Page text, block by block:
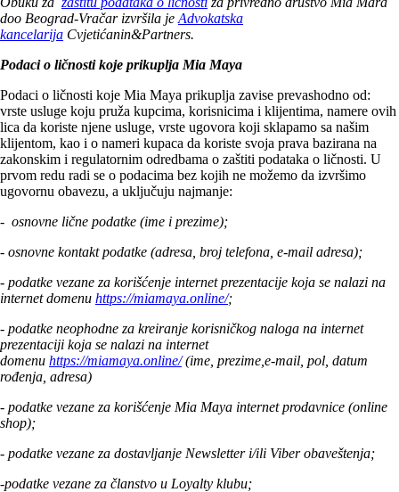
doo Beograd-Vračar izvršila je Advokatska
kancelarija Cvjetićanin&Partners.
Podaci o ličnosti koje prikuplja Mia Maya
Podaci o ličnosti koje Mia Maya prikuplja zavise prevashodno od:
vrste usluge koju pruža kupcima, korisnicima i klijentima, namere ovih
lica da koriste njene usluge, vrste ugovora koji sklapamo sa našim
klijentom, kao i o nameri kupaca da koriste svoja prava bazirana na
zakonskim i regulatornim odredbama o zaštiti podataka o ličnosti. U
prvom redu radi se o podacima bez kojih ne možemo da izvršimo
ugovornu obavezu, a uključuju najmanje:
- osnovne lične podatke (ime i prezime);
- osnovne kontakt podatke (adresa, broj telefona, e-mail adresa);
- podatke vezane za korišćenje internet prezentacije koja se nalazi na
internet domenu https://miamaya.online/;
- podatke neophodne za kreiranje korisničkog naloga na internet
prezentaciji koja se nalazi na internet
domenu https://miamaya.online/ (ime, prezime,e-mail, pol, datum
rođenja, adresa)
- podatke vezane za korišćenje Mia Maya internet prodavnice (online
shop);
- podatke vezane za dostavljanje Newsletter i/ili Viber obaveštenja;
-podatke vezane za članstvo u Loyalty klubu;